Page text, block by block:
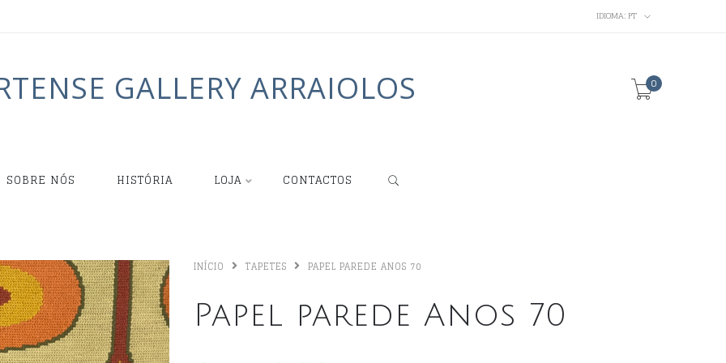
IDIOMA:PT
GALLERY ARRAIOLOS 0
SOBRE NÓS HISTÓRIA LOJA CONTACTOS
INÍCIO TAPETES PAPEL PAREDE ANOS 70
Papel parede Anos 70